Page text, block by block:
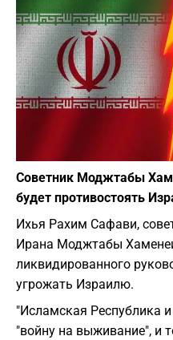
Советник Моджтабы
будет противостоять
Ихья Рахим Сафави,
Ирана Моджтабы
ликвидированного
угрожать Израилю.
"​Исламская Республика
"войну на выживание", и